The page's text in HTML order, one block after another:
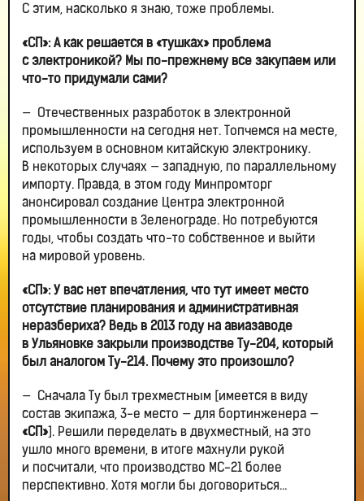
С этим, насколько я знаю, тоже проблемы.
«СП»: А как решается в «тушках» проблема
с электроникой? Мы по-прежнему все закупаем или
что-то придумали сами?
— Отечественных разработок в электронной
промышленности на сегодня нет. Топчемся на месте,
используем в основном китайскую электронику.
В некоторых случаях — западную, по параллельному
импорту. Правда, в этом году Минпромторг
анонсировал создание Центра электронной
промышленности в Зеленограде. Но потребуются
годы, чтобы создать что-то собственное и выйти
на мировой уровень.
«СП»: У вас нет впечатления, что тут имеет место
отсутствие планирования и административная
неразбериха? Ведь в 2013 году на авиазаводе
в Ульяновке закрыли производстве Ту-204, который
был аналогом Ту-214. Почему это произошло?
— Сначала Ту был трехместным [имеется в виду
состав экипажа, 3-е место — для бортинженера —
«СП» ]. Решили переделать в двухместный, на это
ушло много времени, в итоге махнули рукой
и посчитали, что производство МС-21 более
перспективно. Хотя могли бы договориться…